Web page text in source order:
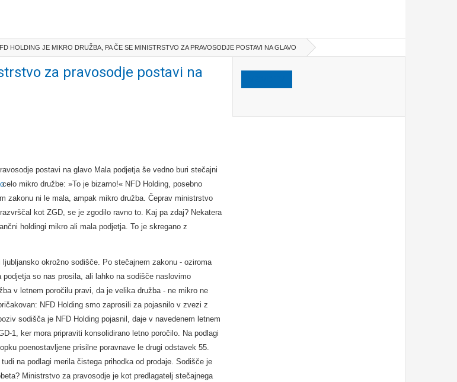
HOLDING JE MIKRO DRUŽBA, PA ČE SE MINISTRSTVO ZA PRAVOSODJE POSTAVI NA GLAVO
za pravosodje postavi na
postavi na glavo Mala podjetja še vedno buri stečajni
mikro družbe: »To je bizarno!« NFD Holding, posebno
zakonu ni le mala, ampak mikro družba. Čeprav ministrstvo
kot ZGD, se je zgodilo ravno to. Kaj pa zdaj? Nekatera
holdingi mikro ali mala podjetja. To je skregano z
okrožno sodišče. Po stečajnem zakonu - oziroma
so nas prosila, ali lahko na sodišče naslovimo
v letnem poročilu pravi, da je velika družba - ne mikro ne
NFD Holding smo zaprosili za pojasnilo v zvezi z
sodišča je NFD Holding pojasnil, daje v navedenem letnem
1, ker mora pripraviti konsolidirano letno poročilo. Na podlagi
poenostavljene prisilne poravnave le drugi odstavek 55.
na podlagi merila čistega prihodka od prodaje. Sodišče je
Ministrstvo za pravosodje je kot predlagatelj stečajnega